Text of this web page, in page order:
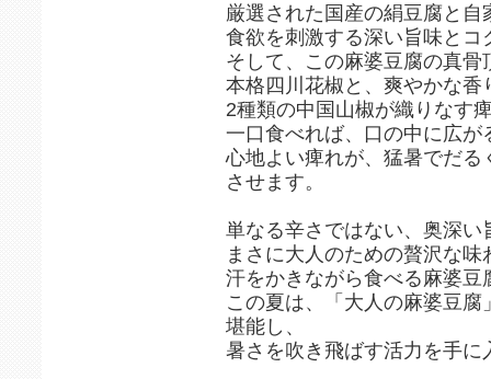
厳選された国産の絹豆腐と自
食欲を刺激する深い旨味とコ
そして、この麻婆豆腐の真骨
本格四川花椒と、爽やかな香
2種類の中国山椒が織りなす
一口食べれば、口の中に広が
心地よい痺れが、猛暑でだ
させます。
単なる辛さではない、奥深
まさに大人のための贅沢な味
汗をかきながら食べる麻婆豆
この夏は、「大人の麻婆豆
堪能し、
暑さを吹き飛ばす活力を手に